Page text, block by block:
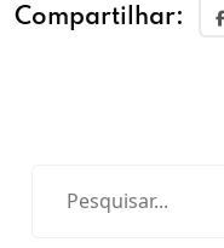
Compartilhar: